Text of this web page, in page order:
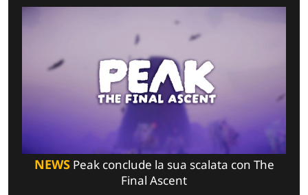
NEWSPeak conclude la sua scalata con The
Final Ascent